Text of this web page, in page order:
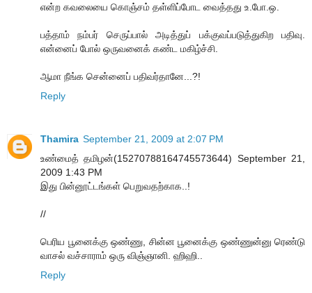
என்ற கவலையை கொஞ்சம் தள்ளிப்போட வைத்தது உ.போ.ஒ.
பத்தாம் நம்பர் செருப்பால் அடித்துப் பக்குவப்படுத்துகிற பதிவு.
என்னைப் போல் ஒருவனைக் கண்ட மகிழ்ச்சி.
ஆமா நீங்க சென்னைப் பதிவர்தானே...?!
Reply
Thamira September 21, 2009 at 2:07 PM
உண்மைத் தமிழன்(15270788164745573644) September 21,
2009 1:43 PM
இது பின்னூட்டங்கள் பெறுவதற்காக..!
//
பெரிய பூனைக்கு ஒண்ணு, சின்ன பூனைக்கு ஒண்ணுன்னு ரெண்டு
வாசல் வச்சாராம் ஒரு விஞ்ஞானி. ஹிஹி..
Reply